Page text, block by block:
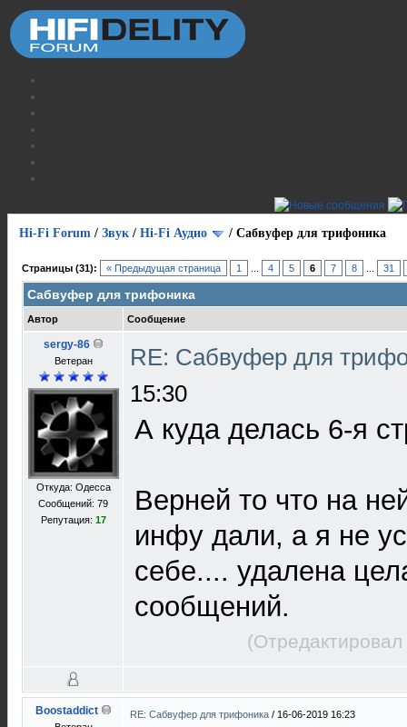
Hi-Fi Forum / Звук / Hi-Fi Аудио / Сабвуфер для трифоника
Страницы (31): « Предыдущая страница 1 4 5 6 7 8 31
Сабвуфер для трифоника
Автор Сообщение
sergy-86
Ветеран
Откуда: Одесса
Сообщений: 79
Репутация: 17
RE: Сабвуфер для
15:30
А куда делась 6-я
Верней то что на
инфу дали, а я не
себе.... удалена
сообщений.
Boostaddict RE: Сабвуфер для трифоника / 16-06-2019 16:23